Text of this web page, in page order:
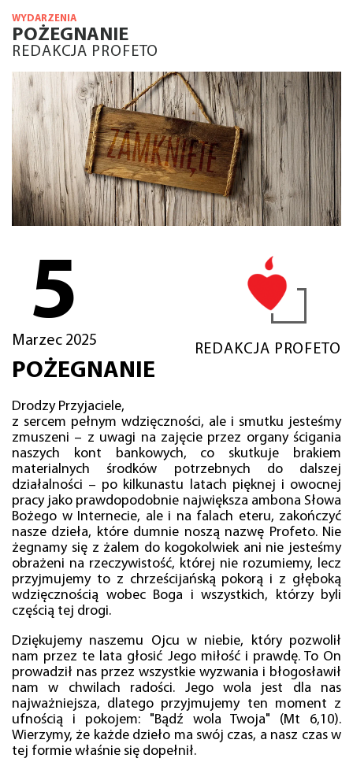
WYDARZENIA
POŻEGNANIE
REDAKCJA PROFETO
5
Marzec 2025
REDAKCJA PROFETO
POŻEGNANIE
Drodzy Przyjaciele,
z sercem pełnym wdzięczności, ale i smutku jesteśmy
zmuszeni – z uwagi na zajęcie przez organy ścigania
naszych kont bankowych, co skutkuje brakiem
materialnych środków potrzebnych do dalszej
działalności – po kilkunastu latach pięknej i owocnej
pracy jako prawdopodobnie największa ambona Słowa
Bożego w Internecie, ale i na falach eteru, zakończyć
nasze dzieła, które dumnie noszą nazwę Profeto. Nie
żegnamy się z żalem do kogokolwiek ani nie jesteśmy
obrażeni na rzeczywistość, której nie rozumiemy, lecz
przyjmujemy to z chrześcijańską pokorą i z głęboką
wdzięcznością wobec Boga i wszystkich, którzy byli
częścią tej drogi.
Dziękujemy naszemu Ojcu w niebie, który pozwolił
nam przez te lata głosić Jego miłość i prawdę. To On
prowadził nas przez wszystkie wyzwania i błogosławił
nam w chwilach radości. Jego wola jest dla nas
najważniejsza, dlatego przyjmujemy ten moment z
ufnością i pokojem: "Bądź wola Twoja" (Mt 6,10).
Wierzymy, że każde dzieło ma swój czas, a nasz czas w
tej formie właśnie się dopełnił.